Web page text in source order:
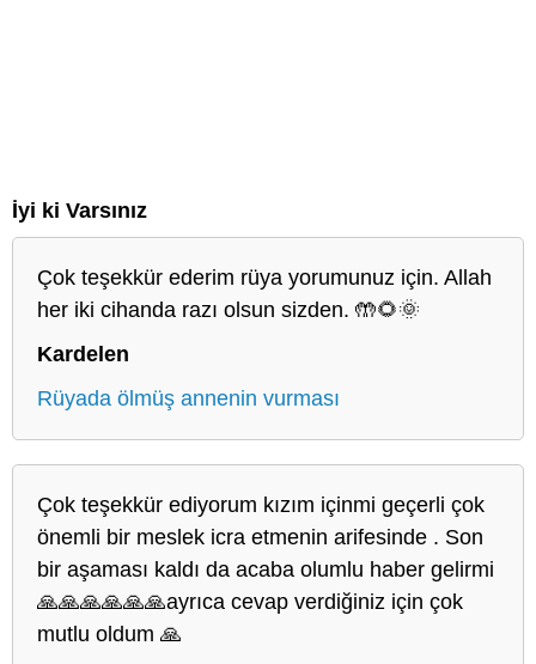
İyi ki Varsınız
Çok teşekkür ederim rüya yorumunuz için. Allah
her iki cihanda razı olsun sizden. 🤲🌻🌞
Kardelen
Rüyada ölmüş annenin vurması
Çok teşekkür ediyorum kızım içinmi geçerli çok
önemli bir meslek icra etmenin arifesinde . Son
bir aşaması kaldı da acaba olumlu haber gelirmi
🙏🙏🙏🙏🙏🙏ayrıca cevap verdiğiniz için çok
mutlu oldum 🙏